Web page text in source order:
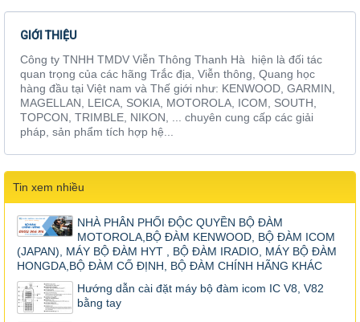
GIỚI THIỆU
Công ty TNHH TMDV Viễn Thông Thanh Hà hiện là đối tác
quan trọng của các hãng Trắc địa, Viễn thông, Quang học
hàng đầu tại Việt nam và Thế giới như: KENWOOD, GARMIN,
MAGELLAN, LEICA, SOKIA, MOTOROLA, ICOM, SOUTH,
TOPCON, TRIMBLE, NIKON, ... chuyên cung cấp các giải
pháp, sản phẩm tích hợp hệ...
Tin xem nhiều
NHÀ PHÂN PHỐI ĐỘC QUYỀN BỘ ĐÀM
MOTOROLA,BỘ ĐÀM KENWOOD, BỘ ĐÀM ICOM
(JAPAN), MÁY BỘ ĐÀM HYT , BỘ ĐÀM IRADIO, MÁY BỘ ĐÀM
HONGDA,BỘ ĐÀM CỐ ĐỊNH, BỘ ĐÀM CHÍNH HÃNG KHÁC
Hướng dẫn cài đặt máy bộ đàm icom IC V8, V82
bằng tay